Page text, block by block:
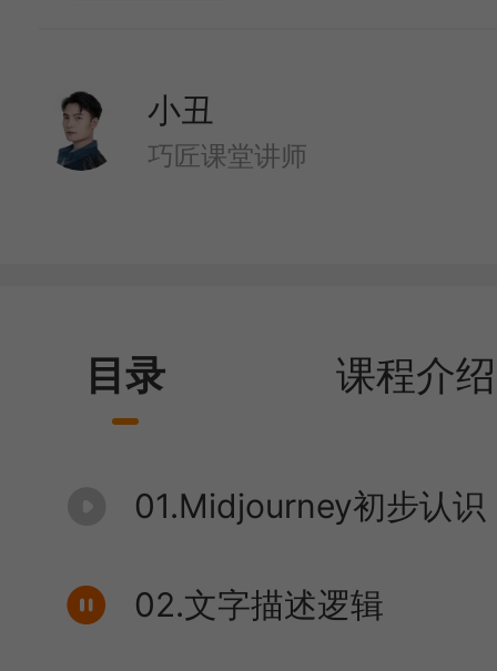
小丑
巧匠课堂讲师
目录 课程介绍
01.Midjourney初步认识
02.文字描述逻辑